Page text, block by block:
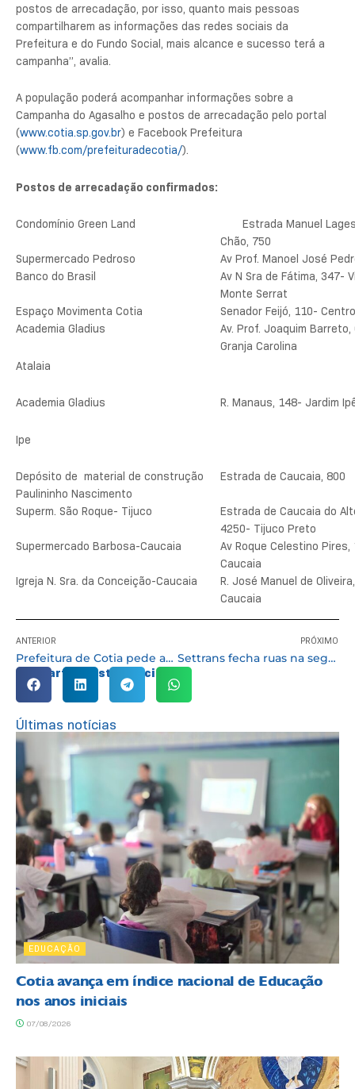
postos de arrecadação, por isso, quanto mais pessoas
compartilharem as informações das redes sociais da
Prefeitura e do Fundo Social, mais alcance e sucesso terá a
campanha”, avalia.
A população poderá acompanhar informações sobre a
Campanha do Agasalho e postos de arrecadação pelo portal
(www.cotia.sp.gov.br) e Facebook Prefeitura
(www.fb.com/prefeituradecotia/).
Postos de arrecadação confirmados:
Condomínio Green Land
Estrada Manuel
Chão, 750
Supermercado Pedroso
Av Prof. Manoel José
Banco do Brasil
Av N Sra de Fátima, 347-
Monte Serrat
Espaço Movimenta Cotia
Senador Feijó, 110- Centro
Academia Gladius
Atalaia
Av. Prof. Joaquim
Granja Carolina
Academia Gladius
Ipe
R. Manaus, 148- Jardim
Depósito de material de construção
Paulininho Nascimento
Estrada de Caucaia, 800
Superm. São Roque- Tijuco
Estrada de Caucaia do
4250- Tijuco Preto
Supermercado Barbosa-Caucaia
Av Roque Celestino Pires,
Caucaia
Igreja N. Sra. da Conceição-Caucaia
R. José Manuel de
Caucaia
ANTERIOR
Prefeitura de Cotia pede apoio do Estado para revitalizar Estrada de Caucaia
PRÓXIMO
Settrans fecha ruas na segunda pra “Marcha para Jesus”
Compartilhe esta notícia:
Últimas notícias
EDUCAÇÃO
Cotia avança em índice nacional de Educação
nos anos iniciais
07/08/2026